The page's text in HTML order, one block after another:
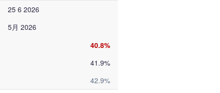
25 6 2026
5月 2026
40.8%
41.9%
42.9%